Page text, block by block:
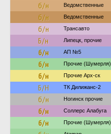
б/н Ведомственные
б/н Ведомственные
б/н Трансавто
Б/н Липецк, прочие
б/н АП №5
б/н Прочие (Шумерля)
б/н Прочие Арх-ск
Б/Н ТК Дилижанс-2
б/н Ногинск прочие
б/н Соллерс Алабуга
б/н Прочие (Шумерля)